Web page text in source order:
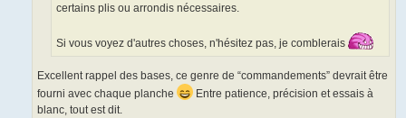
certains plis ou arrondis nécessaires.
Si vous voyez d'autres choses, n'hésitez pas, je comblerais
Excellent rappel des bases, ce genre de “commandements” devrait être
fourni avec chaque planche
Entre patience, précision et essais à
blanc, tout est dit.